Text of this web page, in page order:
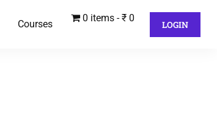
Courses
0 items ₹ 0
LOGIN